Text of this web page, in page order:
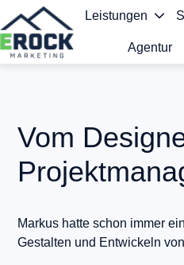
Leistungen
Agentur
Vom
Markus hatte schon immer
Gestalten und Entwickeln